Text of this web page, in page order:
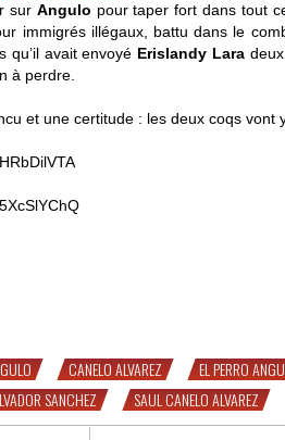
sur Angulo pour taper fort dans tout
immigrés illégaux, battu dans le
qu’il avait envoyé Erislandy Lara
à perdre.
et une certitude : les deux coqs vont
CANELO ALVAREZ
EL PERRO
SANCHEZ SAUL CANELO ALVAREZ